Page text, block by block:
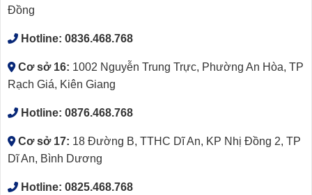
Đồng
Hotline: 0836.468.768
Cơ sở 16: 1002 Nguyễn Trung Trực, Phường An Hòa, TP
Rạch Giá, Kiên Giang
Hotline: 0876.468.768
Cơ sở 17: 18 Đường B, TTHC Dĩ An, KP Nhị Đồng 2, TP
Dĩ An, Bình Dương
Hotline: 0825.468.768